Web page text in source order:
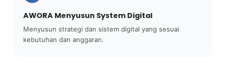
AWORA Menyusun System Digital
Menyusun strategi dan sistem digital yang sesuai
kebutuhan dan anggaran.